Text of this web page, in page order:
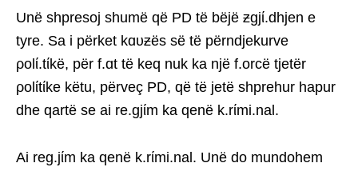
Unë shpresoj shumë që PD të bëjë ƶgjί.dhjen e
tyre. Sa i përket kɑυƶës së të përndjekurve
ρolί.tίkë, për f.ɑt të keq nuk ka një f.orcë tjetër
ρolίtίke këtu, përveç PD, që të jetë shprehur hapur
dhe qartë se ai re.gjίm ka qenë k.rίmi.nal.
Ai reg.jίm ka qenë k.rίmi.nal. Unë do mundohem